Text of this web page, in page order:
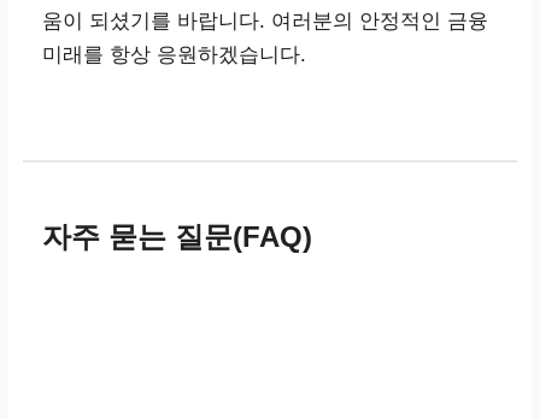
움이 되셨기를 바랍니다. 여러분의 안정적인 금융
미래를 항상 응원하겠습니다.
자주 묻는 질문(FAQ)